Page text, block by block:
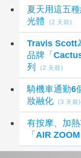
夏天用這五
光體
(2 天前)
Travis Scott
品牌「
列
(2 天前)
騎機車通勤6
妝融化
(3 天前)
有按摩、加
「AIR